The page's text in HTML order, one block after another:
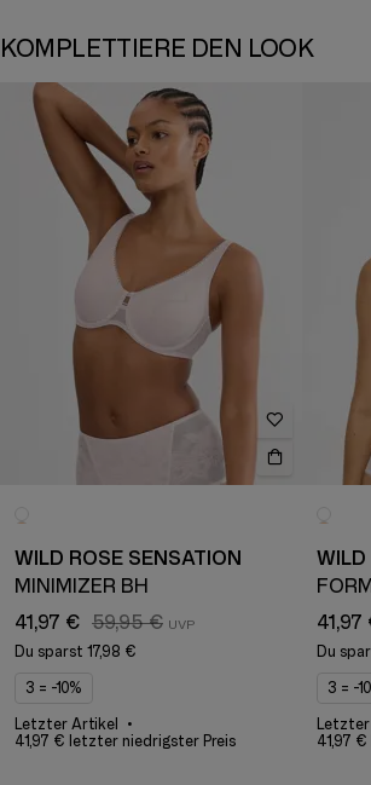
KOMPLETTIERE DEN LOOK
WILD ROSE SENSATION
MINIMIZER BH
41,97 € 59,95 €
Du sparst 17,98 €
3 = -10%
Letzter Artikel
41,97 € letzter niedrigster Preis
WILD
41,97
Du
3 = -
41,97